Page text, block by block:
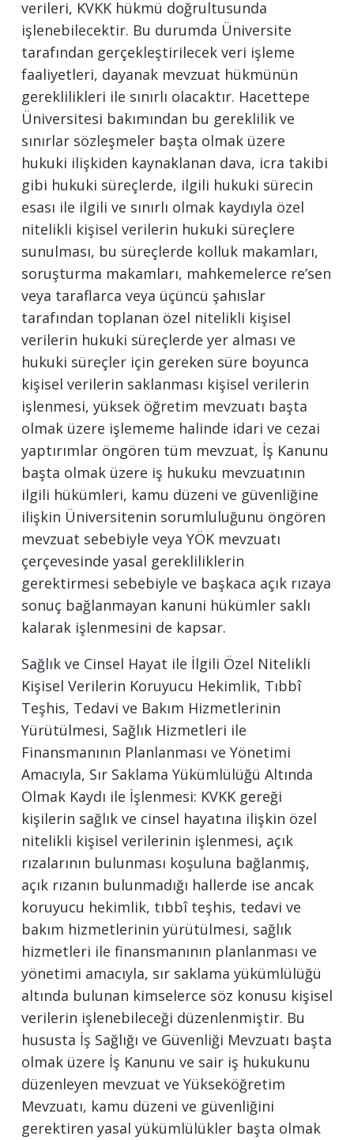
verileri, KVKK hükmü doğrultusunda
işlenebilecektir. Bu durumda Üniversite
tarafından gerçekleştirilecek veri işleme
faaliyetleri, dayanak mevzuat hükmünün
gereklilikleri ile sınırlı olacaktır. Hacettepe
Üniversitesi bakımından bu gereklilik ve
sınırlar sözleşmeler başta olmak üzere
hukuki ilişkiden kaynaklanan dava, icra takibi
gibi hukuki süreçlerde, ilgili hukuki sürecin
esası ile ilgili ve sınırlı olmak kaydıyla özel
nitelikli kişisel verilerin hukuki süreçlere
sunulması, bu süreçlerde kolluk makamları,
soruşturma makamları, mahkemelerce re’sen
veya taraflarca veya üçüncü şahıslar
tarafından toplanan özel nitelikli kişisel
verilerin hukuki süreçlerde yer alması ve
hukuki süreçler için gereken süre boyunca
kişisel verilerin saklanması kişisel verilerin
işlenmesi, yüksek öğretim mevzuatı başta
olmak üzere işlememe halinde idari ve cezai
yaptırımlar öngören tüm mevzuat, İş Kanunu
başta olmak üzere iş hukuku mevzuatının
ilgili hükümleri, kamu düzeni ve güvenliğine
ilişkin Üniversitenin sorumluluğunu öngören
mevzuat sebebiyle veya YÖK mevzuatı
çerçevesinde yasal gerekliliklerin
gerektirmesi sebebiyle ve başkaca açık rızaya
sonuç bağlanmayan kanuni hükümler saklı
kalarak işlenmesini de kapsar.
Sağlık ve Cinsel Hayat ile İlgili Özel Nitelikli
Kişisel Verilerin Koruyucu Hekimlik, Tıbbî
Teşhis, Tedavi ve Bakım Hizmetlerinin
Yürütülmesi, Sağlık Hizmetleri ile
Finansmanının Planlanması ve Yönetimi
Amacıyla, Sır Saklama Yükümlülüğü Altında
Olmak Kaydı ile İşlenmesi: KVKK gereği
kişilerin sağlık ve cinsel hayatına ilişkin özel
nitelikli kişisel verilerinin işlenmesi, açık
rızalarının bulunması koşuluna bağlanmış,
açık rızanın bulunmadığı hallerde ise ancak
koruyucu hekimlik, tıbbî teşhis, tedavi ve
bakım hizmetlerinin yürütülmesi, sağlık
hizmetleri ile finansmanının planlanması ve
yönetimi amacıyla, sır saklama yükümlülüğü
altında bulunan kimselerce söz konusu kişisel
verilerin işlenebileceği düzenlenmiştir. Bu
hususta İş Sağlığı ve Güvenliği Mevzuatı başta
olmak üzere İş Kanunu ve sair iş hukukunu
düzenleyen mevzuat ve Yükseköğretim
Mevzuatı, kamu düzeni ve güvenliğini
gerektiren yasal yükümlülükler başta olmak